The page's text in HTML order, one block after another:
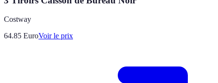
Costway
64.85 EuroVoir le prix